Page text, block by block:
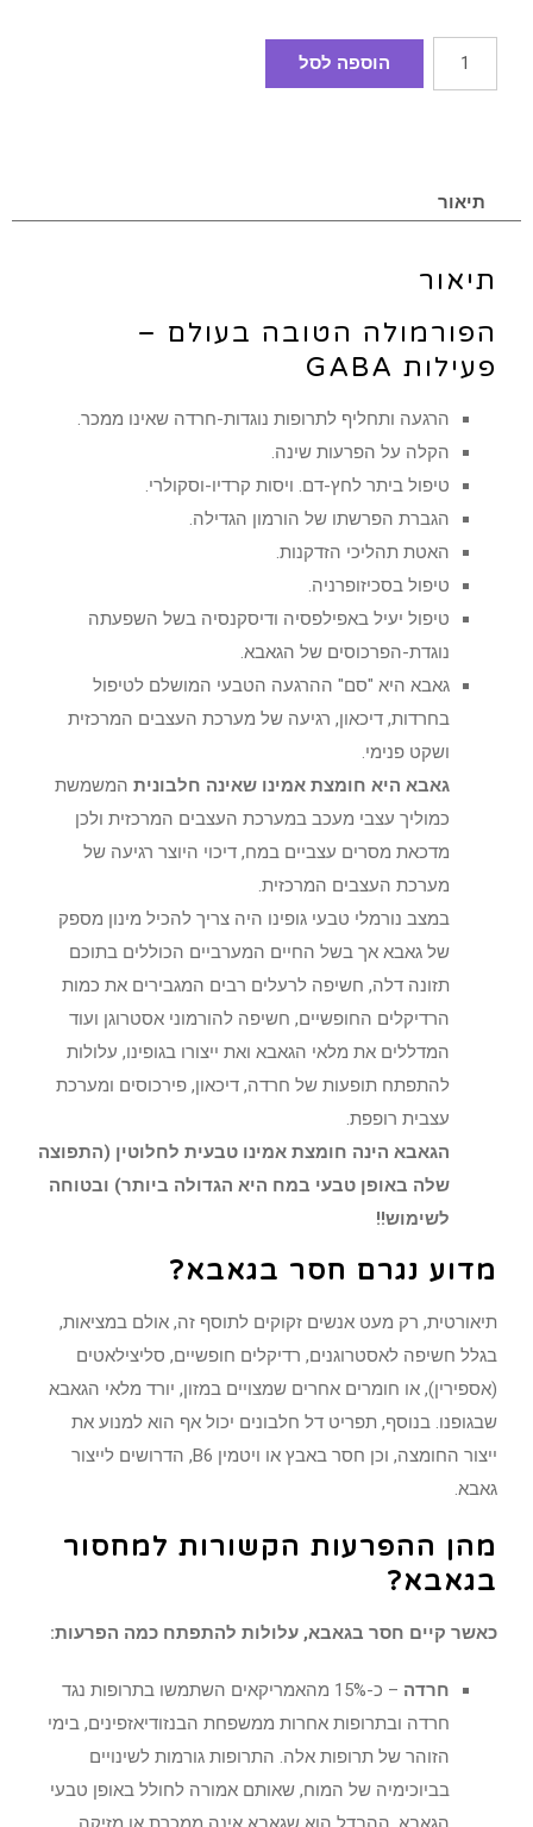
הוספה לסל
תיאור
תיאור
הפורמולה הטובה בעולם –
פעילות GABA
הרגעה ותחליף לתרופות נוגדות-חרדה שאינו ממכר.
הקלה על הפרעות שינה.
טיפול ביתר לחץ-דם. ויסות קרדיו-וסקולרי.
הגברת הפרשתו של הורמון הגדילה.
האטת תהליכי הזדקנות.
טיפול בסכיזופרניה.
טיפול יעיל באפילפסיה ודיסקנסיה בשל השפעתה
נוגדת-הפרכוסים של הגאבא.
גאבא היא "סם" ההרגעה הטבעי המושלם לטיפול
בחרדות, דיכאון, רגיעה של מערכת העצבים המרכזית
ושקט פנימי.
גאבא היא חומצת אמינו שאינה חלבונית המשמשת
כמוליך עצבי מעכב במערכת העצבים המרכזית ולכן
מדכאת מסרים עצביים במח, דיכוי היוצר רגיעה של
מערכת העצבים המרכזית.
במצב נורמלי טבעי גופינו היה צריך להכיל מינון מספק
של גאבא אך בשל החיים המערביים הכוללים בתוכם
תזונה דלה, חשיפה לרעלים רבים המגבירים את כמות
הרדיקלים החופשיים, חשיפה להורמוני אסטרוגן ועוד
המדללים את מלאי הגאבא ואת ייצורו בגופינו, עלולות
להתפתח תופעות של חרדה, דיכאון, פירכוסים ומערכת
עצבית רופפת.
הגאבא הינה חומצת אמינו טבעית לחלוטין (התפוצה
שלה באופן טבעי במח היא הגדולה ביותר) ובטוחה
לשימוש!!
מדוע נגרם חסר בגאבא?
תיאורטית, רק מעט אנשים זקוקים לתוסף זה, אולם במציאות,
בגלל חשיפה לאסטרוגנים, רדיקלים חופשיים, סליצילאטים
(אספירין), או חומרים אחרים שמצויים במזון, יורד מלאי הגאבא
שבגופנו. בנוסף, תפריט דל חלבונים יכול אף הוא למנוע את
ייצור החומצה, וכן חסר באבץ או ויטמין B6, הדרושים לייצור
גאבא.
מהן ההפרעות הקשורות למחסור
בגאבא?
כאשר קיים חסר בגאבא, עלולות להתפתח כמה הפרעות:
חרדה
– כ-15% מהאמריקאים השתמשו בתרופות נגד
חרדה ובתרופות אחרות ממשפחת הבנזודיאזפינים, בימי
הזוהר של תרופות אלה. התרופות גורמות לשינויים
בביוכימיה של המוח, שאותם אמורה לחולל באופן טבעי